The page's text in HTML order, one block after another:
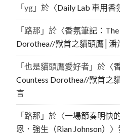
「yg」於〈Daily Lab 車用香
「路那 」於〈香氛筆記：The
Dorothea//獸首之貓頭鷹│潘
「也是貓頭鷹愛好者」於〈
Countess Dorothea//獸首之
言
「路那 」於〈一場節奏明快
恩．強生（Rian Johnson） 〉